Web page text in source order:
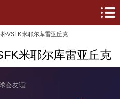
朴VSFK米耶尔库雷亚丘克
米耶尔库雷亚丘克
会友谊